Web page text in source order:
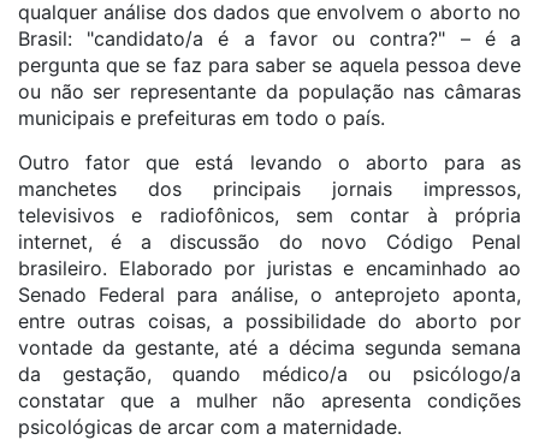
qualquer análise dos dados que envolvem o aborto no
Brasil: "candidato/a é a favor ou contra?" – é a
pergunta que se faz para saber se aquela pessoa deve
ou não ser representante da população nas câmaras
municipais e prefeituras em todo o país.
Outro fator que está levando o aborto para as
manchetes dos principais jornais impressos,
televisivos e radiofônicos, sem contar à própria
internet, é a discussão do novo Código Penal
brasileiro. Elaborado por juristas e encaminhado ao
Senado Federal para análise, o anteprojeto aponta,
entre outras coisas, a possibilidade do aborto por
vontade da gestante, até a décima segunda semana
da gestação, quando médico/a ou psicólogo/a
constatar que a mulher não apresenta condições
psicológicas de arcar com a maternidade.